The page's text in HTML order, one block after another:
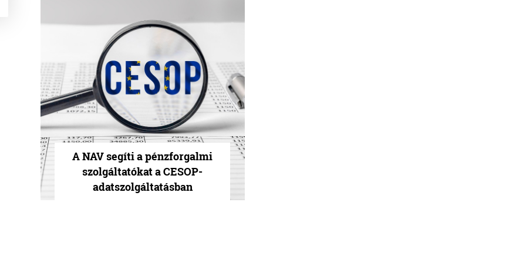
A NAV segíti a pénzforgalmi
szolgáltatókat a CESOP-
adatszolgáltatásban